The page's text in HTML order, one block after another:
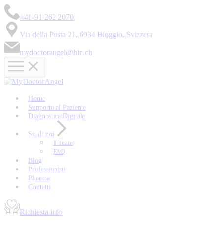
+41-91 262 2070
Via della Posta 21, 6934 Bioggio, Svizzera
mydoctorangel@hin.ch
Home
Supporto al Paziente
Diagnostica Digitale
Su di noi
Il Team
FAQ
Blog
Professionisti
Pharma
Contatti
Richiesta info